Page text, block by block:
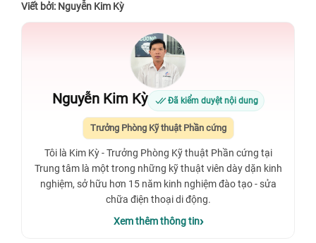
Địa chỉ thay màn hình Asus ROG Phone 3
Viết bởi: Nguyễn Kim Kỳ
Nguyễn Kim Kỳ Đã kiểm duyệt nội dung
Trưởng Phòng Kỹ thuật Phần cứng
Tôi là Kim Kỳ - Trưởng Phòng Kỹ thuật Phần cứng tại
Trung tâm là một trong những kỹ thuật viên dày dặn kinh
nghiệm, sở hữu hơn 15 năm kinh nghiệm đào tạo - sửa
chữa điện thoại di động.
Xem thêm thông tin